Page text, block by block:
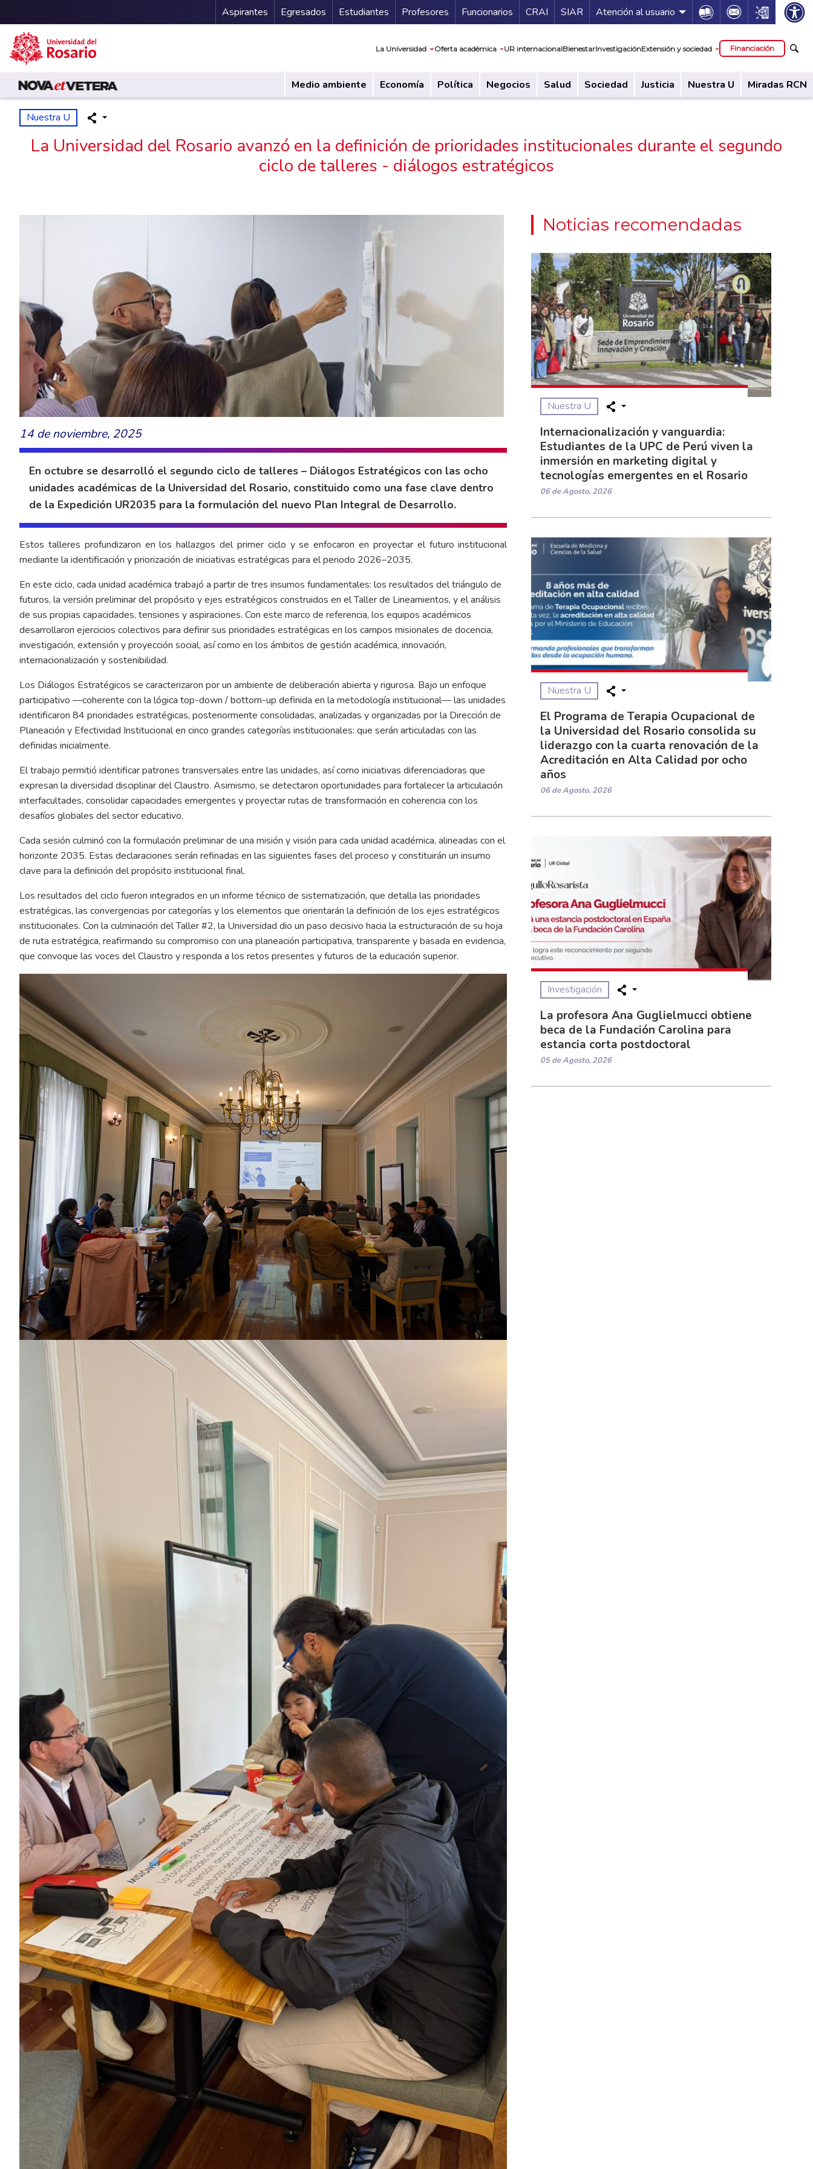
Pasar al contenido principal
Menu Secundario
Aspirantes Egresados Estudiantes Profesores Funcionarios Guía de servicios
CRAI SIAR Atención al usuario Icon Icon Icon
La Universidad Oferta académica UR internacionalBienestarInvestigaciónExtensión y sociedad Financiación
Medio ambiente Economía Política Negocios Salud Sociedad Justicia Nuestra U Miradas RCN
Nuestra U
La Universidad del Rosario avanzó en la definición de prioridades institucionales durante el segundo
ciclo de talleres - diálogos estratégicos
14 de noviembre, 2025
En octubre se desarrolló el segundo ciclo de talleres – Diálogos Estratégicos con las ocho
unidades académicas de la Universidad del Rosario, constituido como una fase clave dentro
de la Expedición UR2035 para la formulación del nuevo Plan Integral de Desarrollo.
Estos talleres profundizaron en los hallazgos del primer ciclo y se enfocaron en proyectar el futuro institucional
mediante la identificación y priorización de iniciativas estratégicas para el periodo 2026–2035.
En este ciclo, cada unidad académica trabajó a partir de tres insumos fundamentales: los resultados del triángulo de
futuros, la versión preliminar del propósito y ejes estratégicos construidos en el Taller de Lineamientos, y el análisis
de sus propias capacidades, tensiones y aspiraciones. Con este marco de referencia, los equipos académicos
desarrollaron ejercicios colectivos para definir sus prioridades estratégicas en los campos misionales de docencia,
investigación, extensión y proyección social, así como en los ámbitos de gestión académica, innovación,
internacionalización y sostenibilidad.
Los Diálogos Estratégicos se caracterizaron por un ambiente de deliberación abierta y rigurosa. Bajo un enfoque
participativo —coherente con la lógica top-down / bottom-up definida en la metodología institucional— las unidades
identificaron 84 prioridades estratégicas, posteriormente consolidadas, analizadas y organizadas por la Dirección de
Planeación y Efectividad Institucional en cinco grandes categorías institucionales: que serán articuladas con las
definidas inicialmente.
El trabajo permitió identificar patrones transversales entre las unidades, así como iniciativas diferenciadoras que
expresan la diversidad disciplinar del Claustro. Asimismo, se detectaron oportunidades para fortalecer la articulación
interfacultades, consolidar capacidades emergentes y proyectar rutas de transformación en coherencia con los
desafíos globales del sector educativo.
Cada sesión culminó con la formulación preliminar de una misión y visión para cada unidad académica, alineadas con el
horizonte 2035. Estas declaraciones serán refinadas en las siguientes fases del proceso y constituirán un insumo
clave para la definición del propósito institucional final.
Los resultados del ciclo fueron integrados en un informe técnico de sistematización, que detalla las prioridades
estratégicas, las convergencias por categorías y los elementos que orientarán la definición de los ejes estratégicos
institucionales. Con la culminación del Taller #2, la Universidad dio un paso decisivo hacia la estructuración de su hoja
de ruta estratégica, reafirmando su compromiso con una planeación participativa, transparente y basada en evidencia,
que convoque las voces del Claustro y responda a los retos presentes y futuros de la educación superior.
Noticias recomendadas
Nuestra U
Internacionalización y vanguardia:
Estudiantes de la UPC de Perú viven la
inmersión en marketing digital y
tecnologías emergentes en el Rosario
06 de Agosto, 2026
Nuestra U
El Programa de Terapia Ocupacional de
la Universidad del Rosario consolida su
liderazgo con la cuarta renovación de la
Acreditación en Alta Calidad por ocho
años
06 de Agosto, 2026
Investigación
La profesora Ana Guglielmucci obtiene
beca de la Fundación Carolina para
estancia corta postdoctoral
05 de Agosto, 2026